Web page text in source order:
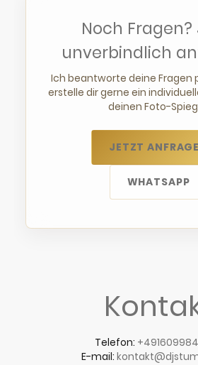
Noch Fragen?
unverbindlich
Ich beantworte deine Fragen
erstelle dir gerne ein
deinen Foto-
JETZT
WHATSAPP
Telefon:
E-mail: